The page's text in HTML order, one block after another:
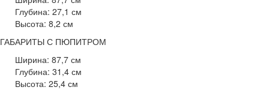
Глубина: 27,1 см
Высота: 8,2 см
ГАБАРИТЫ С ПЮПИТРОМ
Ширина: 87,7 см
Глубина: 31,4 см
Высота: 25,4 см